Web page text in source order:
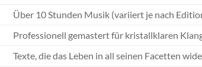
Über 10 Stunden Musik (variiert je nach
Professionell gemastert für kristallklaren
Texte, die das Leben in all seinen Facetten